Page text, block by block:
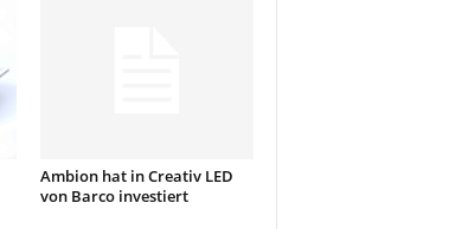
Ambion hat in Creativ LED
von Barco investiert